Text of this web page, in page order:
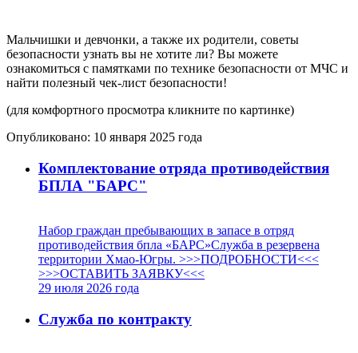
Мальчишки и девчонки, а также их родители, советы
безопасности узнать вы не хотите ли? Вы можете
ознакомиться с памятками по технике безопасности от МЧС и
найти полезный чек-лист безопасности!
(для комфортного просмотра кликните по картинке)
Опубликовано: 10 января 2025 года
Комплектование отряда противодействия
БПЛА "БАРС"
Набор граждан пребывающих в запасе в отряд
противодействия бпла «БАРС»Служба в резервена
территории Хмао-Югры. >>>ПОДРОБНОСТИ<<<
>>>ОСТАВИТЬ ЗАЯВКУ<<<
29 июля 2026 года
Служба по контракту